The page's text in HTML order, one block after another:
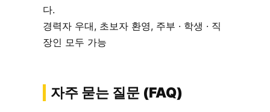
다.
경력자 우대, 초보자 환영, 주부 · 학생 · 직
장인 모두 가능
자주 묻는 질문 (FAQ)